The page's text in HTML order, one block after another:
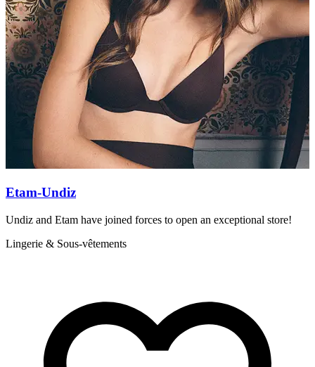
Etam-Undiz
Undiz and Etam have joined forces to open an exceptional store!
Lingerie & Sous-vêtements